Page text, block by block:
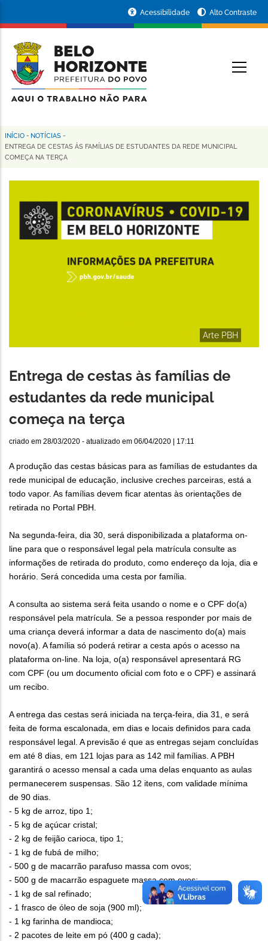
conteúdo
principal
da
Prefeitura
de
Horizonte
Acessibilidade Alto Contraste
Trilha
de
navegação
INÍCIO - NOTÍCIAS -
ENTREGA DE CESTAS ÀS FAMÍLIAS DE ESTUDANTES DA REDE MUNICIPAL
COMEÇA NA TERÇA
Arte PBH
Entrega de cestas às famílias de
estudantes da rede municipal
começa na terça
criado em 28/03/2020 - atualizado em 06/04/2020 | 17:11
A produção das cestas básicas para as famílias de estudantes da
rede municipal de educação, inclusive creches parceiras, está a
todo vapor. As famílias devem ficar atentas às orientações de
retirada no Portal PBH.
Na segunda-feira, dia 30, será disponibilizada a plataforma on-
line para que o responsável legal pela matrícula consulte as
informações de retirada do produto, como endereço da loja, dia e
horário. Será concedida uma cesta por família.
A consulta ao sistema será feita usando o nome e o CPF do(a)
responsável pela matrícula. Se a pessoa responder por mais de
uma criança deverá informar a data de nascimento do(a) mais
novo(a). A família só poderá retirar a cesta após o acesso na
plataforma on-line. Na loja, o(a) responsável apresentará RG
com CPF (ou um documento oficial com foto e o CPF) e assinará
um recibo.
A entrega das cestas será iniciada na terça-feira, dia 31, e será
feita de forma escalonada, em dias e locais definidos para cada
responsável legal. A previsão é que as entregas sejam concluídas
em até 8 dias, em 121 lojas para as 142 mil famílias. A PBH
garantirá o acesso mensal a cada uma delas enquanto as aulas
permanecerem suspensas. São 12 itens, com validade mínima
de 90 dias.
- 5 kg de arroz, tipo 1;
- 5 kg de açúcar cristal;
- 2 kg de feijão carioca, tipo 1;
- 1 kg de fubá de milho;
- 500 g de macarrão parafuso massa com ovos;
- 500 g de macarrão espaguete massa com ovos;
- 1 kg de sal refinado;
- 1 frasco de óleo de soja (900 ml);
- 1 kg farinha de mandioca;
- 2 pacotes de leite em pó (400 g cada);